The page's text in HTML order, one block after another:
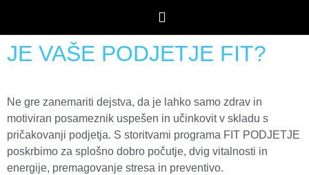
JE VAŠE PODJETJE FIT?
Ne gre zanemariti dejstva, da je lahko samo zdrav in
motiviran posameznik uspešen in učinkovit v skladu s
pričakovanji podjetja. S storitvami programa FIT PODJETJE
poskrbimo za splošno dobro počutje, dvig vitalnosti in
energije, premagovanje stresa in preventivo.